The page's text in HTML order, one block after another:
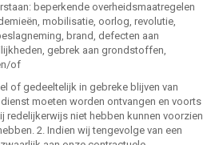
beperkende overheidsmaatregelen
mobilisatie, oorlog, revolutie,
brand, defecten aan
gebrek aan grondstoffen,
of
of gedeeltelijk in gebreke blijven van
moeten worden ontvangen en voorts
redelijkerwijs niet hebben kunnen voorzien
2. Indien wij tengevolge van een